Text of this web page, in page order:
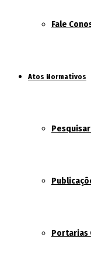
Fale
Atos Normativos
Portarias